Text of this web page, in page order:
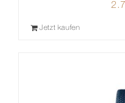
Jetzt kaufen